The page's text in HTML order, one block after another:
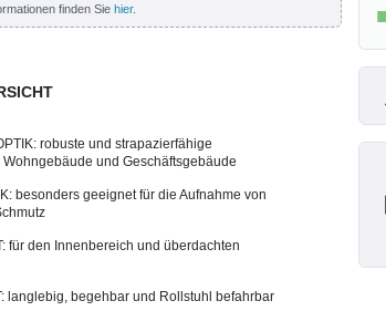
finden Sie hier.
robuste und strapazierfähige
Wohngebäude und Geschäftsgebäude
besonders geeignet für die Aufnahme von
für den Innenbereich und überdachten
langlebig, begehbar und Rollstuhl befahrbar